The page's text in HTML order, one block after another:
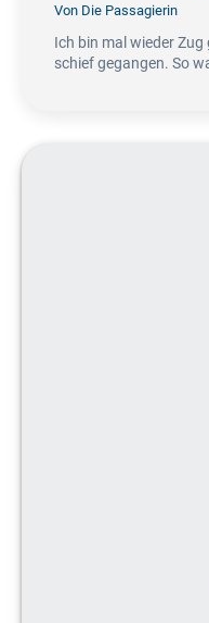
Von Die Passagierin
Ich bin mal wieder
schief gegangen. So